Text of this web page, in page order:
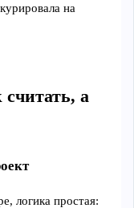
на
а
логика простая: